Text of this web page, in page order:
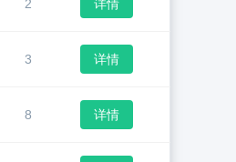
2 详情
3 详情
8 详情